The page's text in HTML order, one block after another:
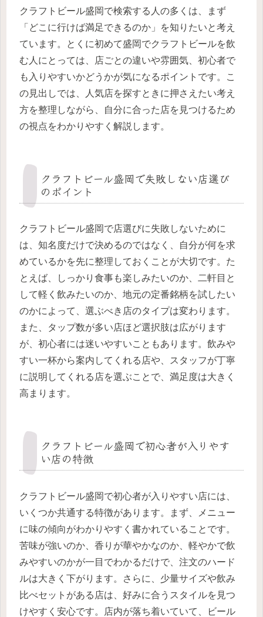
クラフトビール盛岡で検索する人の多くは、まず
「どこに行けば満足できるのか」を知りたいと考え
ています。とくに初めて盛岡でクラフトビールを飲
む人にとっては、店ごとの違いや雰囲気、初心者で
も入りやすいかどうかが気になるポイントです。こ
の見出しでは、人気店を探すときに押さえたい考え
方を整理しながら、自分に合った店を見つけるため
の視点をわかりやすく解説します。
クラフトビール盛岡で失敗しない店選び
のポイント
クラフトビール盛岡で店選びに失敗しないために
は、知名度だけで決めるのではなく、自分が何を求
めているかを先に整理しておくことが大切です。た
とえば、しっかり食事も楽しみたいのか、二軒目と
して軽く飲みたいのか、地元の定番銘柄を試したい
のかによって、選ぶべき店のタイプは変わります。
また、タップ数が多い店ほど選択肢は広がります
が、初心者には迷いやすいこともあります。飲みや
すい一杯から案内してくれる店や、スタッフが丁寧
に説明してくれる店を選ぶことで、満足度は大きく
高まります。
クラフトビール盛岡で初心者が入りやす
い店の特徴
クラフトビール盛岡で初心者が入りやすい店には、
いくつか共通する特徴があります。まず、メニュー
に味の傾向がわかりやすく書かれていることです。
苦味が強いのか、香りが華やかなのか、軽やかで飲
みやすいのかが一目でわかるだけで、注文のハード
ルは大きく下がります。さらに、少量サイズや飲み
比べセットがある店は、好みに合うスタイルを見つ
けやすく安心です。店内が落ち着いていて、ビール